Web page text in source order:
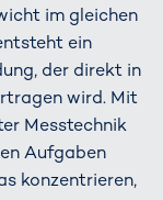
im gleichen
ein
der direkt in
wird. Mit
Messtechnik
Aufgaben
konzentrieren,